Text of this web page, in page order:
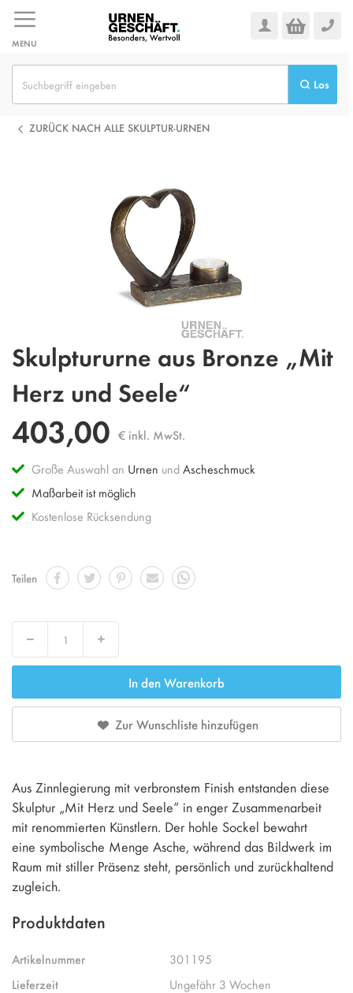
Inhalt
springen
MENU
Los
ZURÜCK NACH ALLE SKULPTUR-URNEN
Zum
Anfang
Bildgalerie
springen
Skulptururne aus Bronze „Mit
Herz und Seele“
403,00 € inkl. MwSt.
Große Auswahl an Urnen undAscheschmuck
Maßarbeit ist möglich
Kostenlose Rücksendung
Teilen
Decrease Increase
In den Warenkorb
Zur Wunschliste hinzufügen
Aus Zinnlegierung mit verbronstem Finish entstanden diese
Skulptur „Mit Herz und Seele“ in enger Zusammenarbeit
mit renommierten Künstlern. Der hohle Sockel bewahrt
eine symbolische Menge Asche, während das Bildwerk im
Raum mit stiller Präsenz steht, persönlich und zurückhaltend
zugleich.
Produktdaten
Artikelnummer
301195
Lieferzeit
Ungefähr 3 Wochen